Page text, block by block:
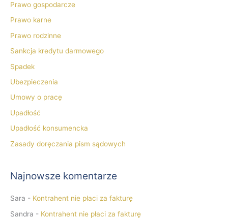
Prawo gospodarcze
Prawo karne
Prawo rodzinne
Sankcja kredytu darmowego
Spadek
Ubezpieczenia
Umowy o pracę
Upadłość
Upadłość konsumencka
Zasady doręczania pism sądowych
Najnowsze komentarze
Sara - Kontrahent nie płaci za fakturę
Sandra - Kontrahent nie płaci za fakturę